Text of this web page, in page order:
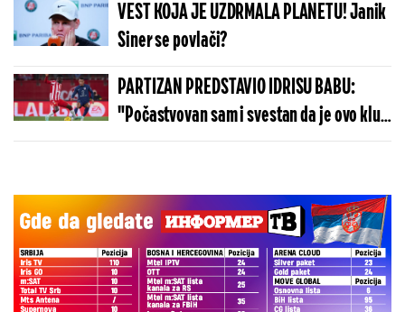
VEST KOJA JE UZDRMALA PLANETU! Janik
Siner se povlači?
PARTIZAN PREDSTAVIO IDRISU BABU:
"Počastvovan sam i svestan da je ovo klub
sa velikom istorijom"